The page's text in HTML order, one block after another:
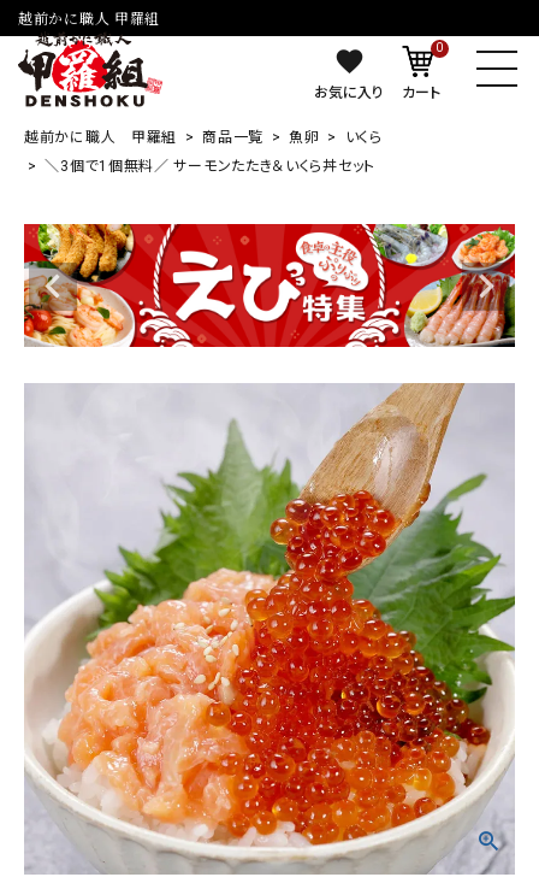
越前かに職人 甲羅組
お気に入り
0
カート
越前かに職人 甲羅組 商品一覧 魚卵
いくら
＼3個で1個無料／ サーモンたたき＆いくら丼セット